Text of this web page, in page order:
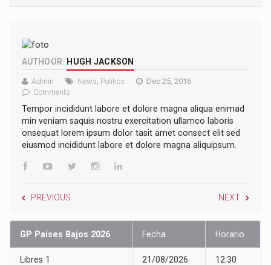
AUTHOOR: HUGH JACKSON
Admin News Politics
Dec 25, 2016
Comments
Tempor incididunt labore et dolore magna aliqua enimad
min veniam saquis nostru exercitation ullamco laboris
onsequat lorem ipsum dolor tasit amet consect elit sed
eiusmod incididunt labore et dolore magna aliquipsum.
PREVIOUS NEXT
GP Países Bajos 2026 Fecha Horario
Libres 1 21/08/2026 12:30